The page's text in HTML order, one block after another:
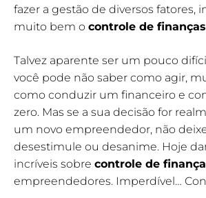
fazer a gestão de diversos fatores,
muito bem o controle de finanças
Talvez aparente ser um pouco
você pode não saber como agir,
como conduzir um financeiro e
zero. Mas se a sua decisão for
um novo empreendedor, não
desestimule ou desanime. Hoje
incríveis sobre controle de
empreendedores. Imperdível…